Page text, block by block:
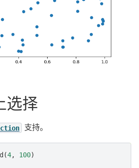
选择
支持。
(4, 100)